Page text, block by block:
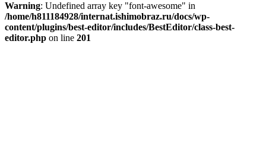
Warning: Undefined array key "font-awesome" in
/home/h811184928/internat.ishimobraz.ru/docs/wp-
content/plugins/best-editor/includes/BestEditor/class-best-
editor.php on line 201